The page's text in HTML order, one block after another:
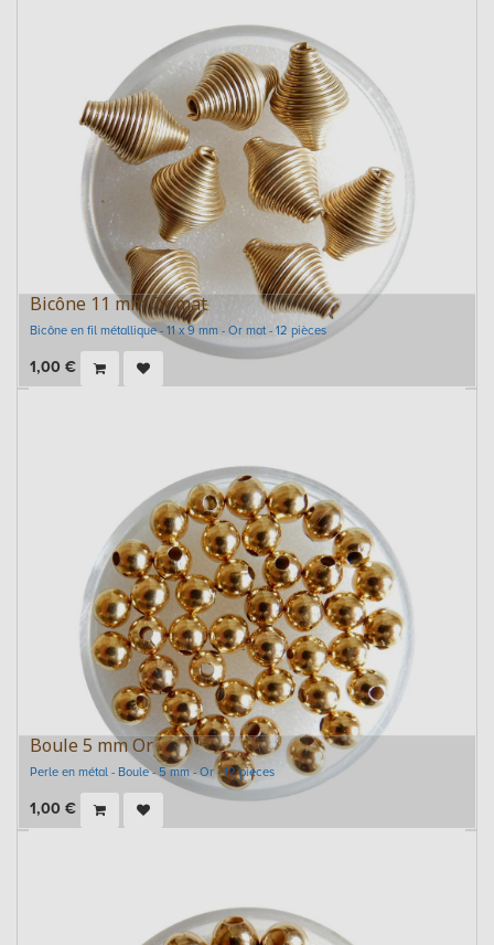
Bicône 11 mm Or mat
Bicône en fil métallique - 11 x 9 mm - Or mat - 12 pièces
1,00 €
Boule 5 mm Or
Perle en métal - Boule - 5 mm - Or - 12 pièces
1,00 €